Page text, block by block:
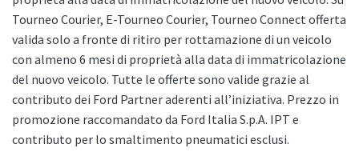
Tourneo Courier, E-Tourneo Courier, Tourneo Connect offerta
valida solo a fronte di ritiro per rottamazione di un veicolo
con almeno 6 mesi di proprietà alla data di immatricolazione
del nuovo veicolo. Tutte le offerte sono valide grazie al
contributo dei Ford Partner aderenti all’iniziativa. Prezzo in
promozione raccomandato da Ford Italia S.p.A. IPT e
contributo per lo smaltimento pneumatici esclusi.